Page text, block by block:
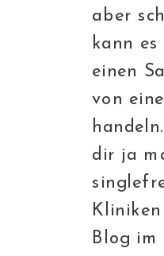
aber
kann es
einen
von
dir ja
Blog im